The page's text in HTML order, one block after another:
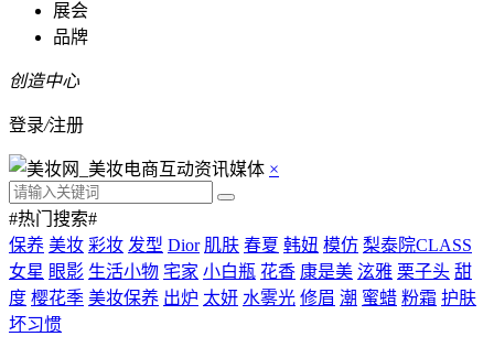
展会
品牌
创造中心
登录/注册
×
#热门搜索#
保养 美妆 彩妆 发型 Dior 肌肤 春夏 韩妞 模仿 梨泰院CLASS
女星 眼影 生活小物 宅家 小白瓶 花香 康是美 泫雅 栗子头 甜
度 樱花季 美妆保养 出炉 太妍 水雾光 修眉 潮 蜜蜡 粉霜 护肤
坏习惯